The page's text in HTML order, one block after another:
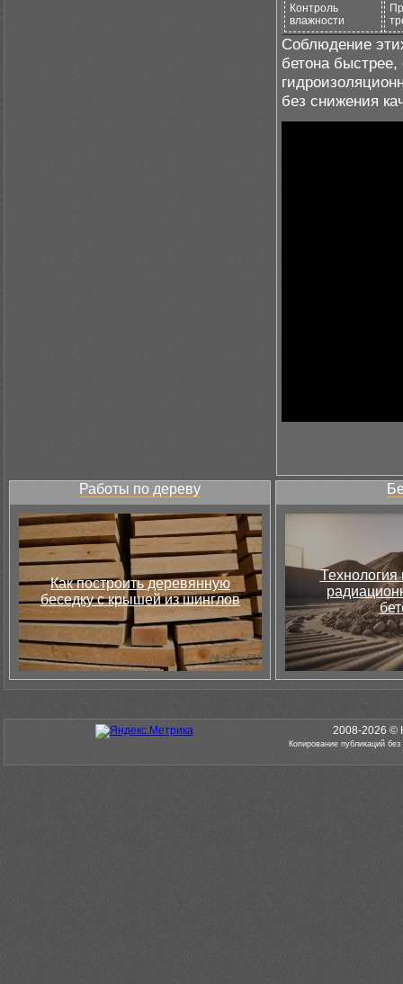
Контроль
влажности
Соблюдение
бетона быстрее,
без снижения
Работы по дереву
Как построить деревянную
беседку с крышей из шинглов
Технология
2008-2026 ©
Копирование публикаций